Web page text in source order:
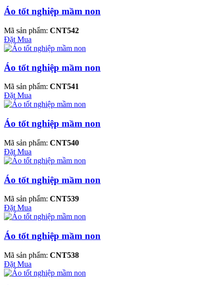
Áo tốt nghiệp mầm non
Mã sản phẩm: CNT542
Đặt Mua
Áo tốt nghiệp mầm non
Mã sản phẩm: CNT541
Đặt Mua
Áo tốt nghiệp mầm non
Mã sản phẩm: CNT540
Đặt Mua
Áo tốt nghiệp mầm non
Mã sản phẩm: CNT539
Đặt Mua
Áo tốt nghiệp mầm non
Mã sản phẩm: CNT538
Đặt Mua